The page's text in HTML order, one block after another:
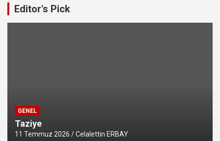
Editor's Pick
GENEL
Taziye
11 Temmuz 2026 Celalettin ERBAY